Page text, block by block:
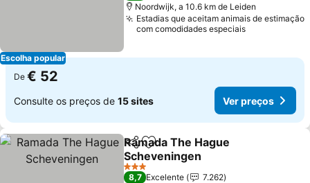
Escolha popular
Noordwijk, a 10.6 km de Leiden
Estadias que aceitam animais de estimação
com comodidades especiais
De € 52
Consulte os preços de 15 sites Ver preços
PartilharAdicionar aos favoritos
Ramada The Hague
Scheveningen
Ver preços
3 Estrelas
8,7 Excelente
7.262